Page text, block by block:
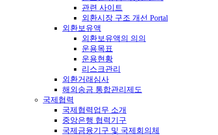
관련 사이트
외환시장 구조 개선 Portal
외환보유액
외환보유액의 의의
운용목표
운용현황
리스크관리
외환거래심사
해외송금 통합관리제도
국제협력
국제협력업무 소개
중앙은행 협력기구
국제금융기구 및 국제회의체